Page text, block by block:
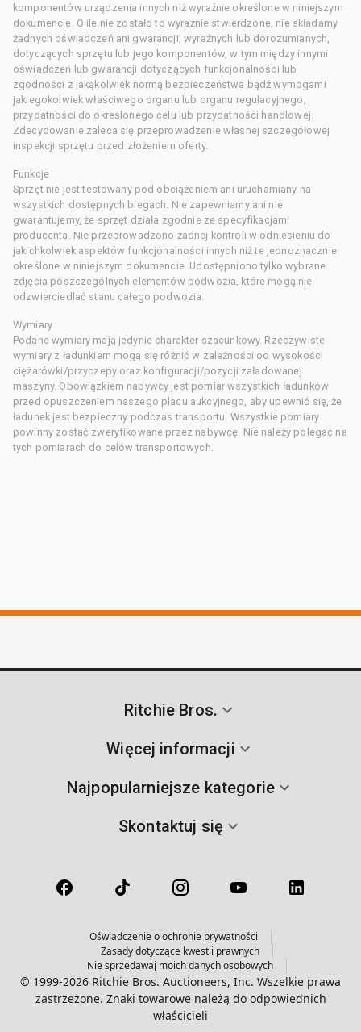
komponentów urządzenia innych niż wyraźnie określone w niniejszym
dokumencie. O ile nie zostało to wyraźnie stwierdzone, nie składamy
żadnych oświadczeń ani gwarancji, wyraźnych lub dorozumianych,
dotyczących sprzętu lub jego komponentów, w tym między innymi
oświadczeń lub gwarancji dotyczących funkcjonalności lub
zgodności z jakąkolwiek normą bezpieczeństwa bądź wymogami
jakiegokolwiek właściwego organu lub organu regulacyjnego,
przydatności do określonego celu lub przydatności handlowej.
Zdecydowanie zaleca się przeprowadzenie własnej szczegółowej
inspekcji sprzętu przed złożeniem oferty.
Funkcje
Sprzęt nie jest testowany pod obciążeniem ani uruchamiany na
wszystkich dostępnych biegach. Nie zapewniamy ani nie
gwarantujemy, że sprzęt działa zgodnie ze specyfikacjami
producenta. Nie przeprowadzono żadnej kontroli w odniesieniu do
jakichkolwiek aspektów funkcjonalności innych niż te jednoznacznie
określone w niniejszym dokumencie. Udostępniono tylko wybrane
zdjęcia poszczególnych elementów podwozia, które mogą nie
odzwierciedlać stanu całego podwozia.
Wymiary
Podane wymiary mają jedynie charakter szacunkowy. Rzeczywiste
wymiary z ładunkiem mogą się różnić w zależności od wysokości
ciężarówki/przyczepy oraz konfiguracji/pozycji załadowanej
maszyny. Obowiązkiem nabywcy jest pomiar wszystkich ładunków
przed opuszczeniem naszego placu aukcyjnego, aby upewnić się, że
ładunek jest bezpieczny podczas transportu. Wszystkie pomiary
powinny zostać zweryfikowane przez nabywcę. Nie należy polegać na
tych pomiarach do celów transportowych.
Ritchie Bros.
Więcej informacji
Najpopularniejsze kategorie
Skontaktuj się
Oświadczenie o ochronie prywatności
Zasady dotyczące kwestii prawnych
Nie sprzedawaj moich danych osobowych
© 1999-2026 Ritchie Bros. Auctioneers, Inc. Wszelkie prawa
zastrzeżone. Znaki towarowe należą do odpowiednich
właścicieli